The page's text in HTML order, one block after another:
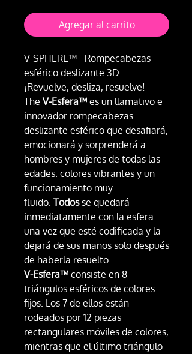
Agregar al carrito
V-SPHERE™ - Rompecabezas
esférico deslizante 3D
¡Revuelve, desliza, resuelve!
The V-Esfera™ es un llamativo e
innovador rompecabezas
deslizante esférico que desafiará,
emocionará y sorprenderá a
hombres y mujeres de todas las
edades. colores vibrantes y un
funcionamiento muy
fluido. Todosse quedará
inmediatamente con la esfera
una vez que esté codificada y la
dejará de sus manos solo después
de haberla resuelto.
V-Esfera™ consiste en 8
triángulos esféricos de colores
fijos. Los 7 de ellos están
rodeados por 12 piezas
rectangulares móviles de colores,
mientras que el último triángulo